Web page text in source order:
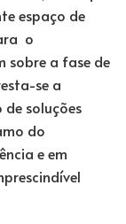
espaço de
o
sobre a fase de
se a
de soluções
do
e em